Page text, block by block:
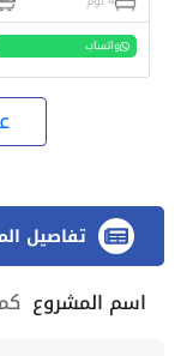
واتساب
تفاصيل
اسم المشروع